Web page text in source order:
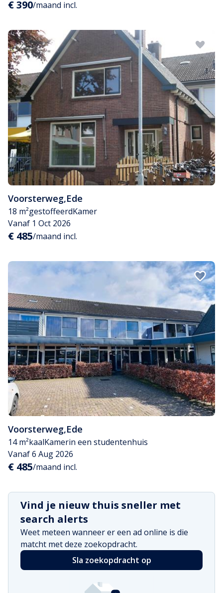
€ 390/maand incl.
Voorsterweg,Ede
18 m²gestoffeerdKamer
Vanaf 1 Oct 2026
€ 485/maand incl.
Voorsterweg,Ede
14 m²kaalKamerin een studentenhuis
Vanaf 6 Aug 2026
€ 485/maand incl.
Vind je nieuw thuis sneller met
search alerts
Weet meteen wanneer er een ad online is die
matcht met deze zoekopdracht.
Sla zoekopdracht op